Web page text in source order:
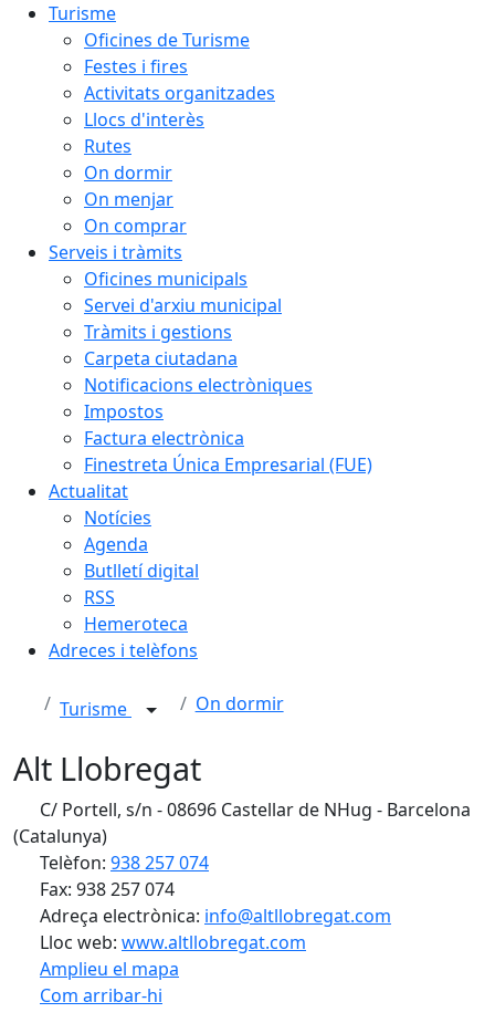
Turisme
Oficines de Turisme
Festes i fires
Activitats organitzades
Llocs d'interès
Rutes
On dormir
On menjar
On comprar
Serveis i tràmits
Oficines municipals
Servei d'arxiu municipal
Tràmits i gestions
Carpeta ciutadana
Notificacions electròniques
Impostos
Factura electrònica
Finestreta Única Empresarial (FUE)
Actualitat
Notícies
Agenda
Butlletí digital
RSS
Hemeroteca
Adreces i telèfons
Turisme On dormir
Alt Llobregat
C/ Portell, s/n - 08696 Castellar de NHug - Barcelona
(Catalunya)
Telèfon: 938 257 074
Fax: 938 257 074
Adreça electrònica: info@altllobregat.com
Lloc web: www.altllobregat.com
Amplieu el mapa
Com arribar-hi